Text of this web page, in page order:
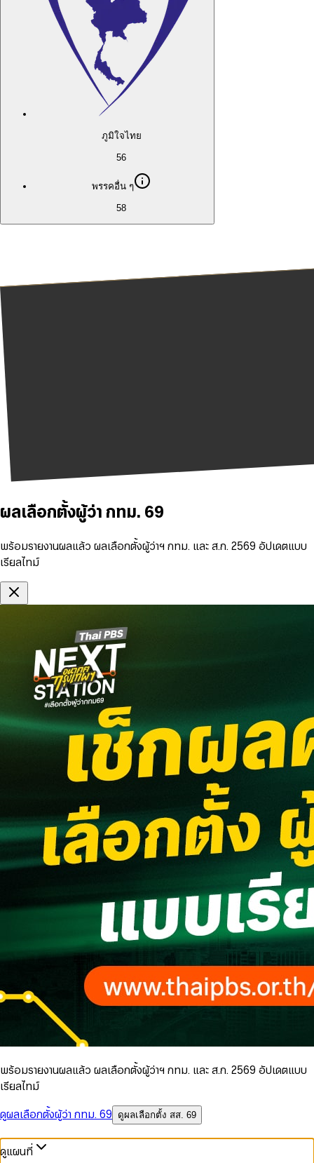
ภูมิใจไทย
56
พรรคอื่น ๆ
58
ผลเลือกตั้งผู้ว่า กทม. 69
พร้อมรายงานผลแล้ว ผลเลือกตั้งผู้ว่าฯ กทม. และ ส.ก. 2569 อัปเดตแบบ
เรียลไทม์
พร้อมรายงานผลแล้ว ผลเลือกตั้งผู้ว่าฯ กทม. และ ส.ก. 2569 อัปเดตแบบ
เรียลไทม์
ดูผลเลือกตั้งผู้ว่า กทม. 69
ดูผลเลือกตั้ง สส. 69
ดูแผนที่